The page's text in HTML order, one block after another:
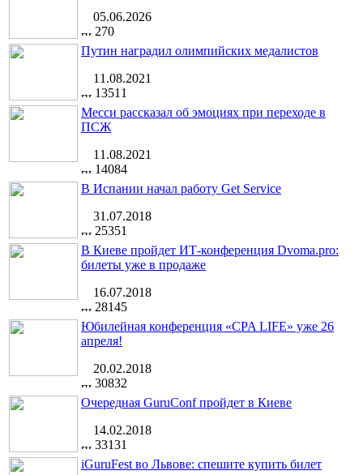
05.06.2026
270
Путин наградил олимпийских медалистов
11.08.2021
13511
Месси рассказал об эмоциях при переходе в
ПСЖ
11.08.2021
14084
В Испании начал работу Get Service
31.07.2018
25351
В Киеве пройдет ИТ-конференция Dvoma.pro:
билеты уже в продаже
16.07.2018
28145
Юбилейная конференция «CPA LIFE» уже 26
апреля!
20.02.2018
30832
Очередная GuruConf пройдет в Киеве
14.02.2018
33131
iGuruFest во Львове: спешите купить билет